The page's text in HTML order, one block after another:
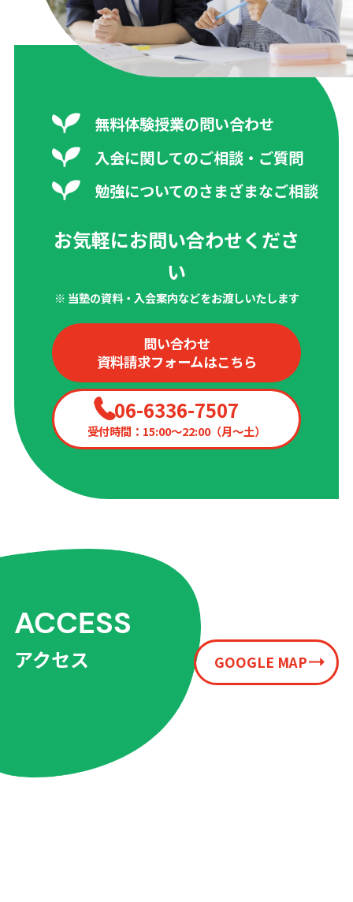
無料体験授業の問い合わせ
入会に関してのご相談・ご質問
勉強についてのさまざまなご相談
お気軽にお問い合わせくださ
い
※ 当塾の資料・入会案内などをお渡しいたします
問い合わせ
資料請求フォームはこちら
06-6336-7507
受付時間：15:00〜22:00（月〜土）
ACCESS
アクセス GOOGLE MAP